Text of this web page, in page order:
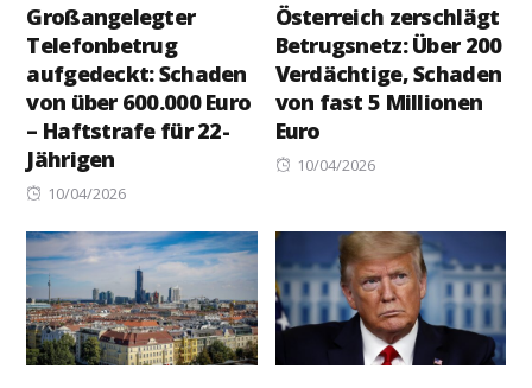
Großangelegter
Telefonbetrug
aufgedeckt: Schaden
von über 600.000 Euro
– Haftstrafe für 22-
Jährigen
Posted
10/04/2026
Österreich zerschlägt
Betrugsnetz: Über 200
Verdächtige, Schaden
von fast 5 Millionen
Euro
Posted
10/04/2026